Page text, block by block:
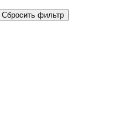
Сбросить фильтр